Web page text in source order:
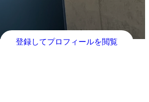
登録してプロフィールを閲覧